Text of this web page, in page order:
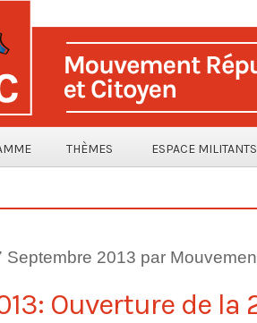
THÈMES ESPACE MILITANTS
Septembre 2013 par
Ouverture de la